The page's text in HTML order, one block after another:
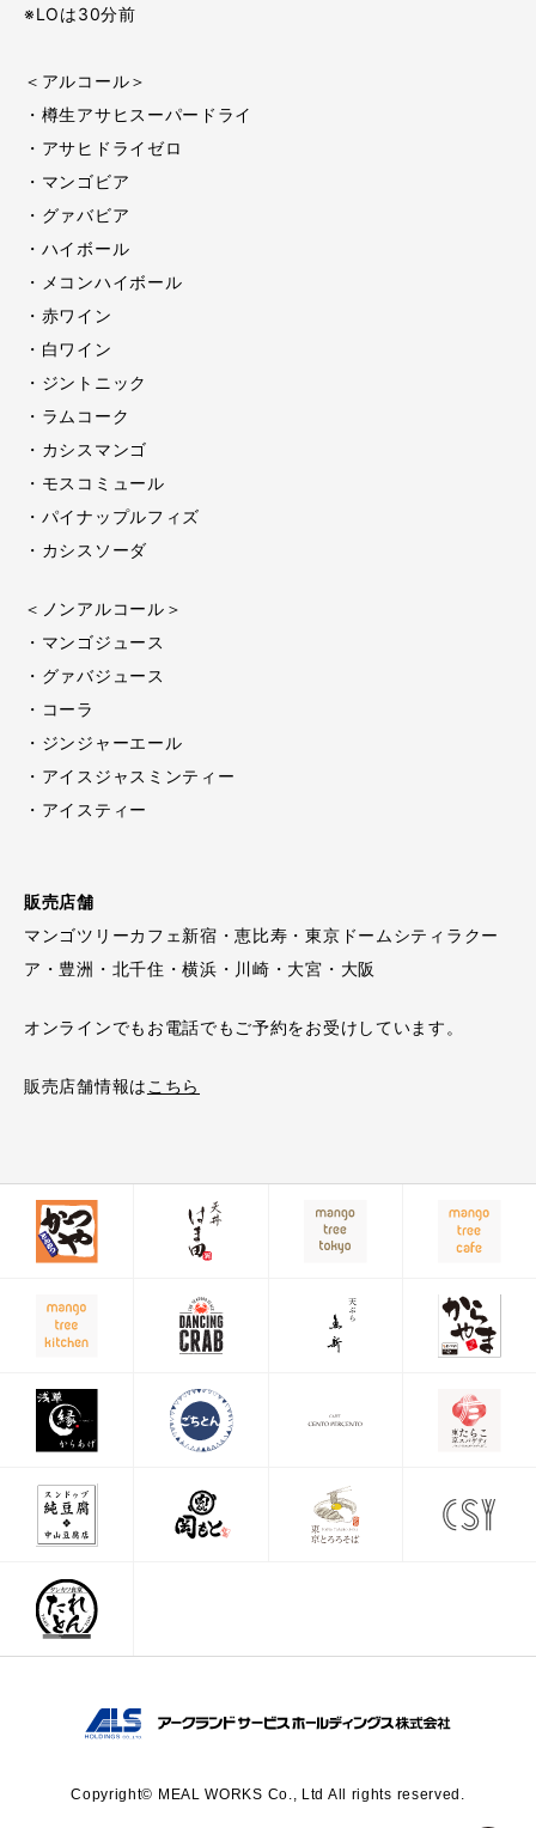
※LOは30分前
＜アルコール＞
・樽生アサヒスーパードライ
・アサヒドライゼロ
・マンゴビア
・グァバビア
・ハイボール
・メコンハイボール
・赤ワイン
・白ワイン
・ジントニック
・ラムコーク
・カシスマンゴ
・モスコミュール
・パイナップルフィズ
・カシスソーダ
＜ノンアルコール＞
・マンゴジュース
・グァバジュース
・コーラ
・ジンジャーエール
・アイスジャスミンティー
・アイスティー
販売店舗
マンゴツリーカフェ新宿・恵比寿・東京ドームシティラクー
ア・豊洲・北千住・横浜・川崎・大宮・大阪
オンラインでもお電話でもご予約をお受けしています。
販売店舗情報は こちら
Copyright© MEAL WORKS Co., Ltd All rights reserved.